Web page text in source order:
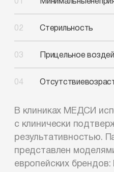
Минимальные
Стерильность
Прицельное
Отсутствие
В клиниках МЕДСИ
с клинически
результативностью.
представлен
европейских